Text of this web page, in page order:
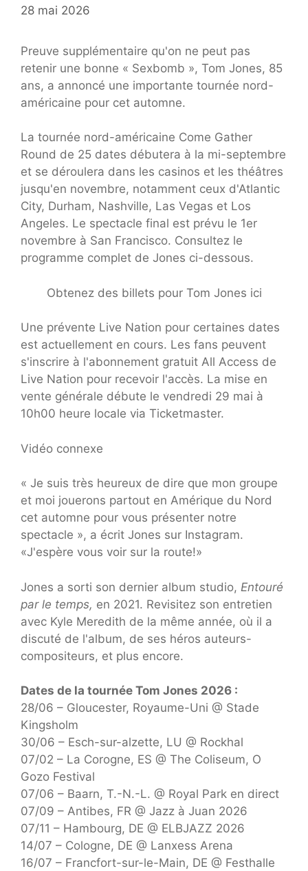
28 mai 2026
Preuve supplémentaire qu'on ne peut pas
retenir une bonne « Sexbomb », Tom Jones, 85
ans, a annoncé une importante tournée nord-
américaine pour cet automne.
La tournée nord-américaine Come Gather
Round de 25 dates débutera à la mi-septembre
et se déroulera dans les casinos et les théâtres
jusqu'en novembre, notamment ceux d'Atlantic
City, Durham, Nashville, Las Vegas et Los
Angeles. Le spectacle final est prévu le 1er
novembre à San Francisco. Consultez le
programme complet de Jones ci-dessous.
Obtenez des billets pour Tom Jones ici
Une prévente Live Nation pour certaines dates
est actuellement en cours. Les fans peuvent
s'inscrire à l'abonnement gratuit All Access de
Live Nation pour recevoir l'accès. La mise en
vente générale débute le vendredi 29 mai à
10h00 heure locale via Ticketmaster.
Vidéo connexe
« Je suis très heureux de dire que mon groupe
et moi jouerons partout en Amérique du Nord
cet automne pour vous présenter notre
spectacle », a écrit Jones sur Instagram.
«J'espère vous voir sur la route!»
Jones a sorti son dernier album studio, Entouré
par le temps, en 2021. Revisitez son entretien
avec Kyle Meredith de la même année, où il a
discuté de l'album, de ses héros auteurs-
compositeurs, et plus encore.
Dates de la tournée Tom Jones 2026 :
28/06 – Gloucester, Royaume-Uni @ Stade
Kingsholm
30/06 – Esch-sur-alzette, LU @ Rockhal
07/02 – La Corogne, ES @ The Coliseum, O
Gozo Festival
07/06 – Baarn, T.-N.-L. @ Royal Park en direct
07/09 – Antibes, FR @ Jazz à Juan 2026
07/11 – Hambourg, DE @ ELBJAZZ 2026
14/07 – Cologne, DE @ Lanxess Arena
16/07 – Francfort-sur-le-Main, DE @ Festhalle